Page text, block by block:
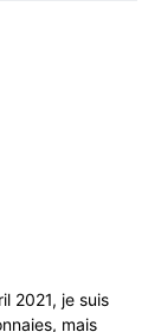
2021, je suis
mais